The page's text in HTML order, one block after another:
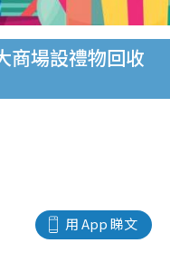
商場設禮物回收
用 App 睇文